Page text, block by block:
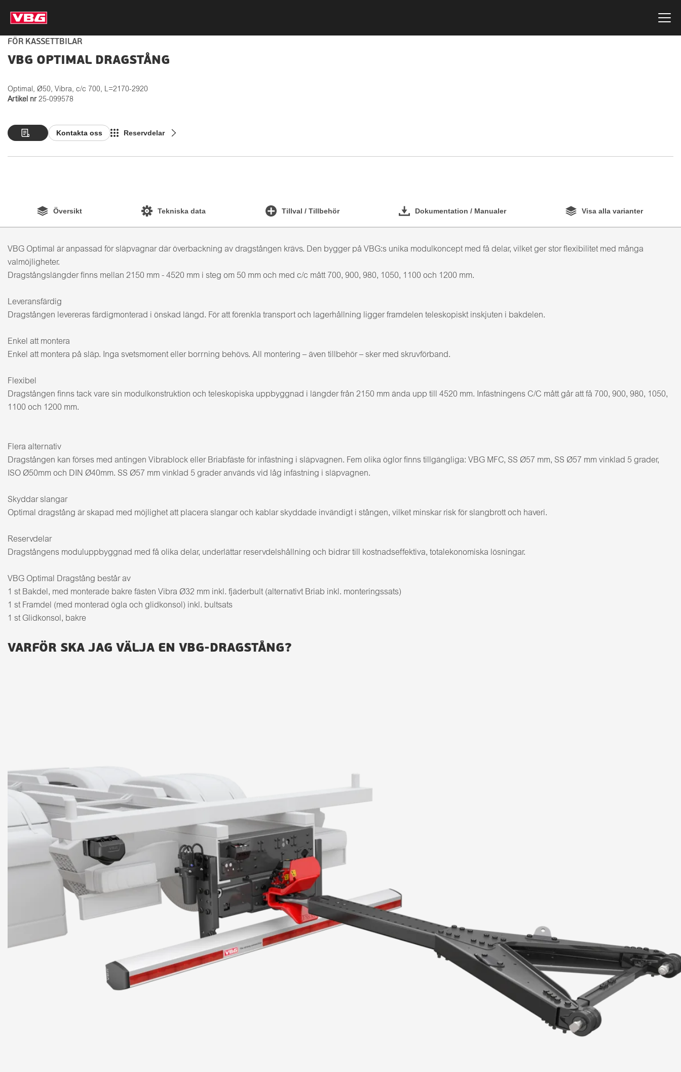
FÖR KASSETTBILAR
VBG OPTIMAL DRAGSTÅNG
Optimal, Ø50, Vibra, c/c 700, L=2170-2920
Artikel nr 25-099578
Kontakta oss Reservdelar
Översikt Tekniska data Tillval / Tillbehör Dokumentation / Manualer Visa alla varianter
VBG Optimal är anpassad för släpvagnar där överbackning av dragstången krävs. Den bygger på VBG:s unika modulkoncept med få delar, vilket ger stor flexibilitet med många
valmöjligheter.
Dragstångslängder finns mellan 2150 mm - 4520 mm i steg om 50 mm och med c/c mått 700, 900, 980, 1050, 1100 och 1200 mm.
Leveransfärdig
Dragstången levereras färdigmonterad i önskad längd. För att förenkla transport och lagerhållning ligger framdelen teleskopiskt inskjuten i bakdelen.
Enkel att montera
Enkel att montera på släp. Inga svetsmoment eller borrning behövs. All montering – även tillbehör – sker med skruvförband.
Flexibel
Dragstången finns tack vare sin modulkonstruktion och teleskopiska uppbyggnad i längder från 2150 mm ända upp till 4520 mm. Infästningens C/C mått går att få 700, 900, 980, 1050,
1100 och 1200 mm.
Flera alternativ
Dragstången kan förses med antingen Vibrablock eller Briabfäste för infästning i släpvagnen. Fem olika öglor finns tillgängliga: VBG MFC, SS Ø57 mm, SS Ø57 mm vinklad 5 grader,
ISO Ø50mm och DIN Ø40mm. SS Ø57 mm vinklad 5 grader används vid låg infästning i släpvagnen.
Skyddar slangar
Optimal dragstång är skapad med möjlighet att placera slangar och kablar skyddade invändigt i stången, vilket minskar risk för slangbrott och haveri.
Reservdelar
Dragstångens moduluppbyggnad med få olika delar, underlättar reservdelshållning och bidrar till kostnadseffektiva, totalekonomiska lösningar.
VBG Optimal Dragstång består av
1 st Bakdel, med monterade bakre fästen Vibra Ø32 mm inkl. fjäderbult (alternativt Briab inkl. monteringssats)
1 st Framdel (med monterad ögla och glidkonsol) inkl. bultsats
1 st Glidkonsol, bakre
VARFÖR SKA JAG VÄLJA EN VBG-DRAGSTÅNG?